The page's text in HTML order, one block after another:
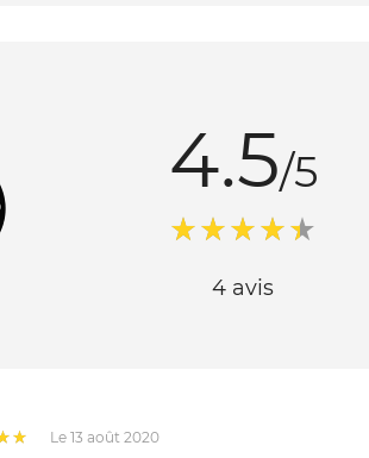
4.5/5
4 avis
Le 13 août 2020